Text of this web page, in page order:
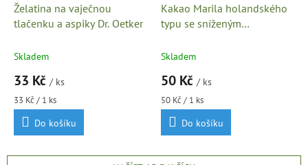
Želatina na vaječnou
tlačenku a aspiky Dr. Oetker
Skladem
33 Kč / ks
Měrná
cena:
33 Kč / 1 ks
Do košíku
Kakao Marila holandského
typu se sníženým
Skladem
50 Kč / ks
Měrná
cena:
50 Kč / 1 ks
Do košíku